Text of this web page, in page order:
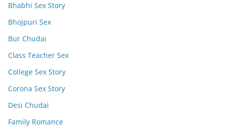
Bhabhi Sex Story
Bhojpuri Sex
Bur Chudai
Class Teacher Sex
College Sex Story
Corona Sex Story
Desi Chudai
Family Romance